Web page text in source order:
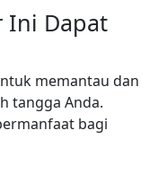
Ini Dapat
memantau dan
tangga Anda.
bagi